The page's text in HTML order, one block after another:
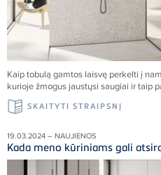
Kaip tobulą gamtos laisvę perkelti į
kurioje žmogus jaustųsi saugiai ir taip
SKAITYTI STRAIPSNĮ
19.03.2024 – NAUJIENOS
Kada meno kūriniams gali